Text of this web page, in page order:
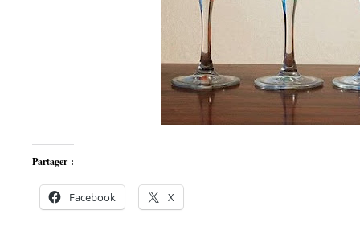
Partager :
Facebook X